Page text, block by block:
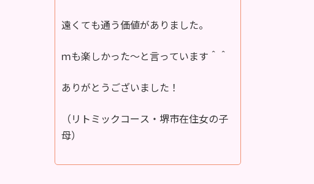
遠くても通う価値がありました。
ｍも楽しかった～と言っています＾＾
ありがとうございました！
（リトミックコース・堺市在住女の子
母）